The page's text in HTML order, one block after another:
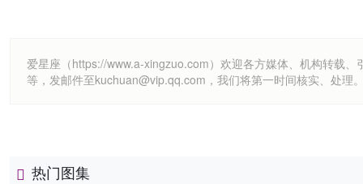
爱星座（https://www.a-xingzuo.com）欢迎各方媒体、机构转载
等，发邮件至kuchuan@vip.qq.com，我们将第一时间核实、处理
热门图集